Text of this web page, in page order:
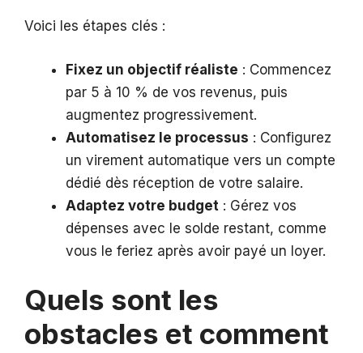
Voici les étapes clés :
Fixez un objectif réaliste : Commencez
par 5 à 10 % de vos revenus, puis
augmentez progressivement.
Automatisez le processus : Configurez
un virement automatique vers un compte
dédié dès réception de votre salaire.
Adaptez votre budget : Gérez vos
dépenses avec le solde restant, comme
vous le feriez après avoir payé un loyer.
Quels sont les
obstacles et comment